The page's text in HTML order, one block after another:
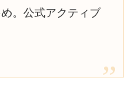
。公式アクティブ